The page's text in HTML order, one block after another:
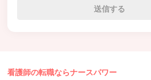
看護師の転職ならナースパワー